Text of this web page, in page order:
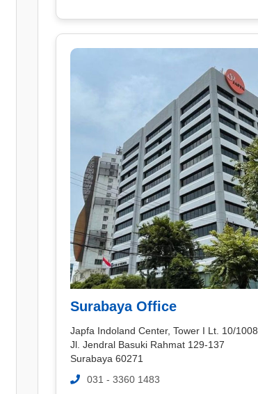
Surabaya Office
Japfa Indoland Center, Tower I Lt. 10/1008
Jl. Jendral Basuki Rahmat 129-137
Surabaya 60271
031 - 3360 1483